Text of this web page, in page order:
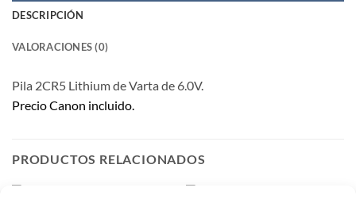
DESCRIPCIÓN
VALORACIONES (0)
Pila 2CR5 Lithium de Varta de 6.0V.
Precio Canon incluido.
PRODUCTOS RELACIONADOS